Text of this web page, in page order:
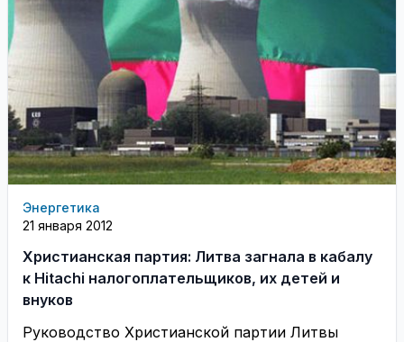
Энергетика
21 января 2012
Христианская партия: Литва загнала в кабалу
к Hitachi налогоплательщиков, их детей и
внуков
Руководство Христианской партии Литвы